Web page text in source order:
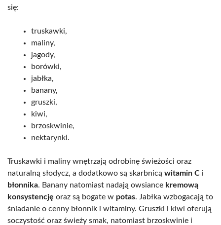
się:
truskawki,
maliny,
jagody,
borówki,
jabłka,
banany,
gruszki,
kiwi,
brzoskwinie,
nektarynki.
Truskawki i maliny wnętrzają odrobinę świeżości oraz
naturalną słodycz, a dodatkowo są skarbnicą witamin C i
błonnika. Banany natomiast nadają owsiance kremową
konsystencję oraz są bogate w potas. Jabłka wzbogacają to
śniadanie o cenny błonnik i witaminy. Gruszki i kiwi oferują
soczystość oraz świeży smak, natomiast brzoskwinie i